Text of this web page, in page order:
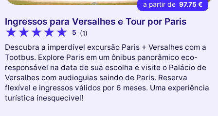
a partir de 97.75 €
Ingressos para Versalhes e Tour por Paris
5 (1)
Descubra a imperdível excursão Paris + Versalhes com a
Tootbus. Explore Paris em um ônibus panorâmico eco-
responsável na data de sua escolha e visite o Palácio de
Versalhes com audioguias saindo de Paris. Reserva
flexível e ingressos válidos por 6 meses. Uma experiência
turística inesquecível!